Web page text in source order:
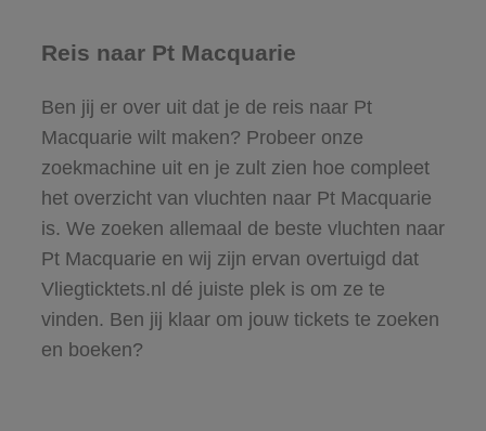
Reis naar Pt Macquarie
Ben jij er over uit dat je de reis naar Pt
Macquarie wilt maken? Probeer onze
zoekmachine uit en je zult zien hoe compleet
het overzicht van vluchten naar Pt Macquarie
is. We zoeken allemaal de beste vluchten naar
Pt Macquarie en wij zijn ervan overtuigd dat
Vliegticktets.nl dé juiste plek is om ze te
vinden. Ben jij klaar om jouw tickets te zoeken
en boeken?